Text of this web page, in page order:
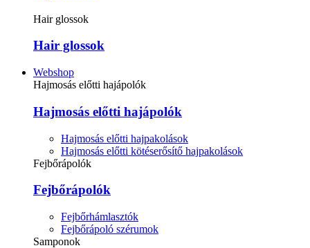
Hair glossok
Hair glossok
Webshop
Hajmosás előtti hajápolók
Hajmosás előtti hajápolók
Hajmosás előtti hajpakolások
Hajmosás előtti kötéserősítő hajpakolások
Fejbőrápolók
Fejbőrápolók
Fejbőrhámlasztók
Fejbőrápoló szérumok
Samponok